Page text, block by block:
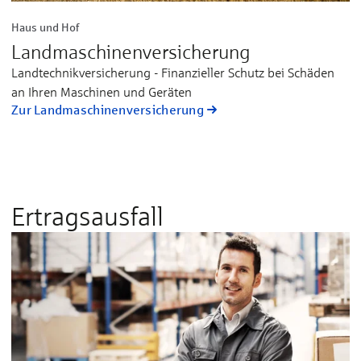
Haus und Hof
Landmaschinenversicherung
Landtechnik­versicherung - Finanzieller Schutz bei Schäden
an Ihren Maschinen und Geräten
Zur Landmaschinenversicherung
Ertragsausfall